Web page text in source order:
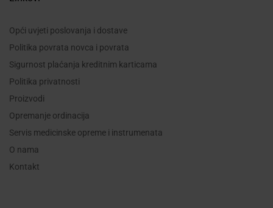
Opći uvjeti poslovanja i dostave
Politika povrata novca i povrata
Sigurnost plaćanja kreditnim karticama
Politika privatnosti
Proizvodi
Opremanje ordinacija
Servis medicinske opreme i instrumenata
O nama
Kontakt